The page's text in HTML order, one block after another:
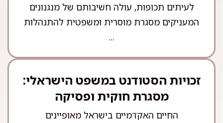
לעיתים תכופות, עולה חשיבותם של מנגנונים
המעניקים מסגרת מוסרית ומשפטית להתנהלות
...
זכויות הסטודנט במשפט הישראלי:
מסגרת חוקית ופסיקה
החיים האקדמיים בישראל מאופיינים